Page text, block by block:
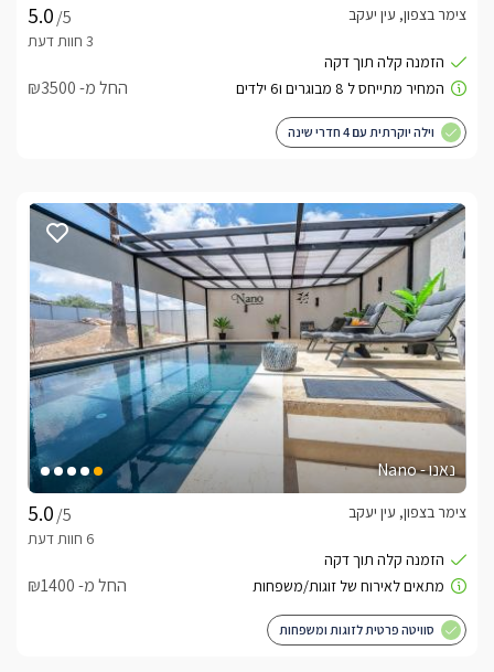
/5
צימר בצפון, עין יעקב
החל מ- ₪3500
וילה יוקרתית עם 4 חדרי שינה
נאנו - Nano
/5
צימר בצפון, עין יעקב
החל מ- ₪1400
סוויטה פרטית לזוגות ומשפחות